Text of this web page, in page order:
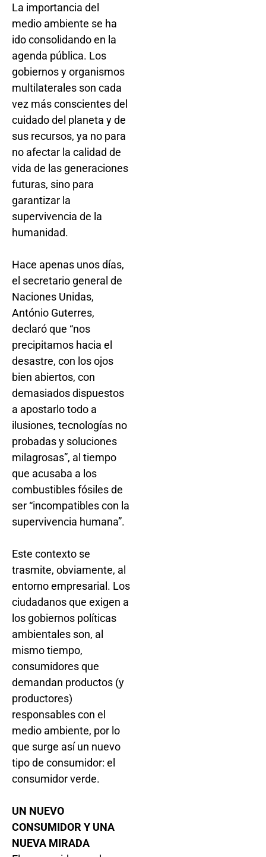
La importancia del
medio ambiente se ha
ido consolidando en la
agenda pública. Los
gobiernos y organismos
multilaterales son cada
vez más conscientes del
cuidado del planeta y de
sus recursos, ya no para
no afectar la calidad de
vida de las generaciones
futuras, sino para
garantizar la
supervivencia de la
humanidad.
Hace apenas unos días,
el secretario general de
Naciones Unidas,
António Guterres,
declaró que “nos
precipitamos hacia el
desastre, con los ojos
bien abiertos, con
demasiados dispuestos
a apostarlo todo a
ilusiones, tecnologías no
probadas y soluciones
milagrosas”, al tiempo
que acusaba a los
combustibles fósiles de
ser “incompatibles con la
supervivencia humana”.
Este contexto se
trasmite, obviamente, al
entorno empresarial. Los
ciudadanos que exigen a
los gobiernos políticas
ambientales son, al
mismo tiempo,
consumidores que
demandan productos (y
productores)
responsables con el
medio ambiente, por lo
que surge así un nuevo
tipo de consumidor: el
consumidor verde.
UN NUEVO
CONSUMIDOR Y UNA
NUEVA MIRADA